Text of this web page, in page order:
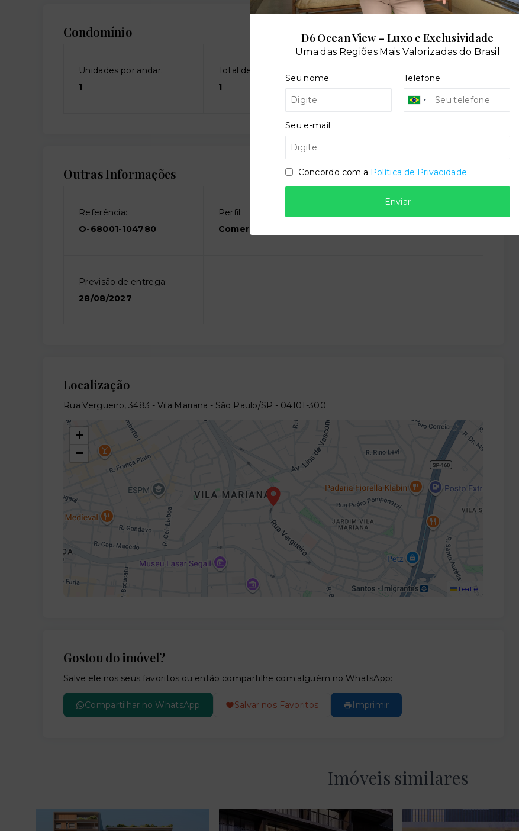
Condomínio
Unidades por andar:
1
Total de andares:
1
Outras Informações
Referência:
O-68001-104780
Perfil:
Comercial
Previsão de entrega:
28/08/2027
Localização
Rua Vergueiro, 3483 - Vila Mariana - São Paulo/SP - 04101-300
+
−
Leaflet
Gostou do imóvel?
Salve ele nos seus favoritos ou então compartilhe com alguém no WhatsApp:
Compartilhar no WhatsApp Salvar nos Favoritos Imprimir
Imóveis similares
D6 Ocean View – Luxo e Exclusividade
Uma das Regiões Mais Valorizadas do Brasil
Seu nome Telefone
Seu e-mail
Concordo com a Política de Privacidade
Enviar